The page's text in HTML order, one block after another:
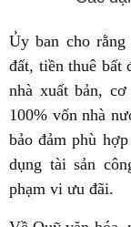
Ủy ban cho
đất, tiền thuê bất
nhà xuất bản,
100% vốn nhà
bảo đảm phù
dụng tài sản
phạm vi ưu đãi.